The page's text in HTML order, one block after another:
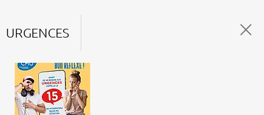
URGENCES